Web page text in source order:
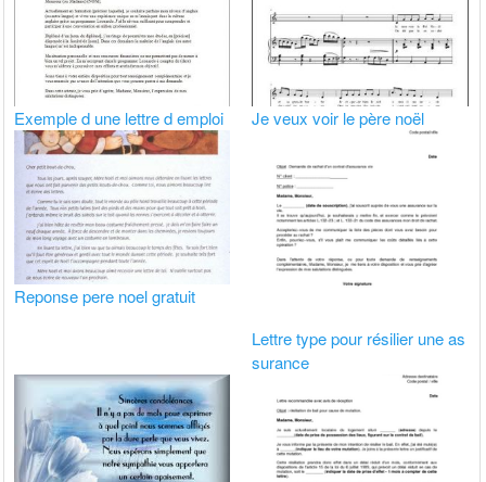
Exemple d une lettre d emploi Je veux voir le père noël
Reponse pere noel gratuit
Lettre type pour résilier une as
surance